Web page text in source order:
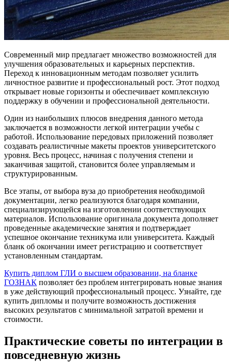
Современный мир предлагает множество возможностей для
улучшения образовательных и карьерных перспектив.
Переход к инновационным методам позволяет усилить
личностное развитие и профессиональный рост. Этот подход
открывает новые горизонты и обеспечивает комплексную
поддержку в обучении и профессиональной деятельности.
Один из наибольших плюсов внедрения данного метода
заключается в возможности легкой интеграции учебы с
работой. Использование передовых приложений позволяет
создавать реалистичные макеты проектов университетского
уровня. Весь процесс, начиная с получения степени и
заканчивая защитой, становится более управляемым и
структурированным.
Все этапы, от выбора вуза до приобретения необходимой
документации, легко реализуются благодаря компании,
специализирующейся на изготовлении соответствующих
материалов. Использование оригинала документа дополняет
проведенные академические занятия и подтверждает
успешное окончание техникума или университета. Каждый
бланк об окончании имеет регистрацию и соответствует
установленным стандартам.
Купить диплом ГЛИ о высшем образовании, на бланке
ГОЗНАК позволяет без проблем интегрировать новые знания
в уже действующий профессиональный процесс. Узнайте, где
купить дипломы и получите возможность достижения
высоких результатов с минимальной затратой времени и
стоимости.
Практические советы по интеграции в
повседневную жизнь